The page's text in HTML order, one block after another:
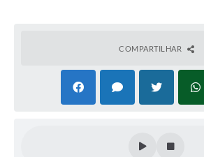
COMPARTILHAR